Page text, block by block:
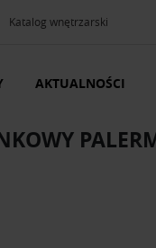
Katalog wnętrzarski
AKTUALNOŚCI